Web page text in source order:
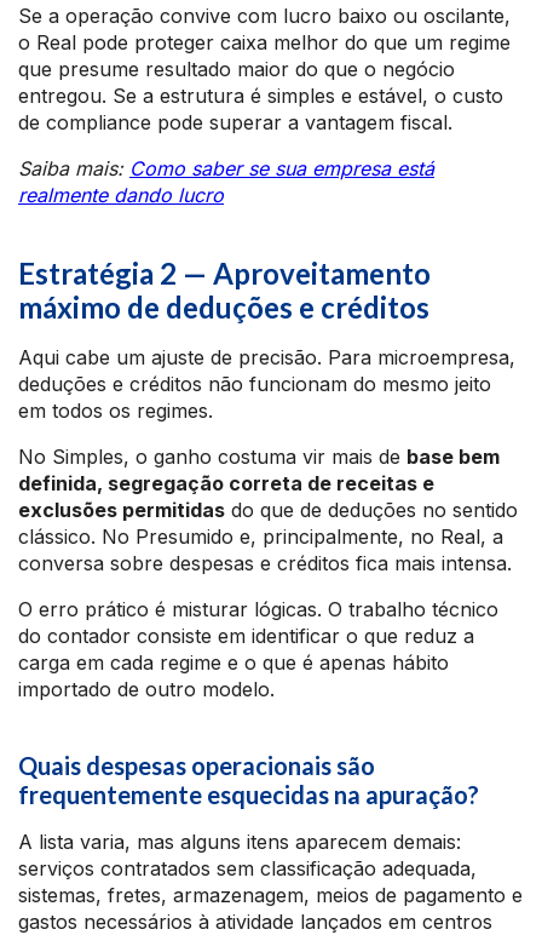
Se a operação convive com lucro baixo ou oscilante,
o Real pode proteger caixa melhor do que um regime
que presume resultado maior do que o negócio
entregou. Se a estrutura é simples e estável, o custo
de compliance pode superar a vantagem fiscal.
Saiba mais: Como saber se sua empresa está
realmente dando lucro
Estratégia 2 — Aproveitamento
máximo de deduções e créditos
Aqui cabe um ajuste de precisão. Para microempresa,
deduções e créditos não funcionam do mesmo jeito
em todos os regimes.
No Simples, o ganho costuma vir mais de base bem
definida, segregação correta de receitas e
exclusões permitidas do que de deduções no sentido
clássico. No Presumido e, principalmente, no Real, a
conversa sobre despesas e créditos fica mais intensa.
O erro prático é misturar lógicas. O trabalho técnico
do contador consiste em identificar o que reduz a
carga em cada regime e o que é apenas hábito
importado de outro modelo.
Quais despesas operacionais são
frequentemente esquecidas na apuração?
A lista varia, mas alguns itens aparecem demais:
serviços contratados sem classificação adequada,
sistemas, fretes, armazenagem, meios de pagamento e
gastos necessários à atividade lançados em centros